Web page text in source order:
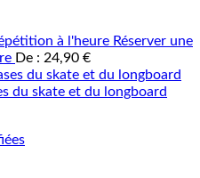
Réserver une
De : 24,90 €
du skate et du longboard